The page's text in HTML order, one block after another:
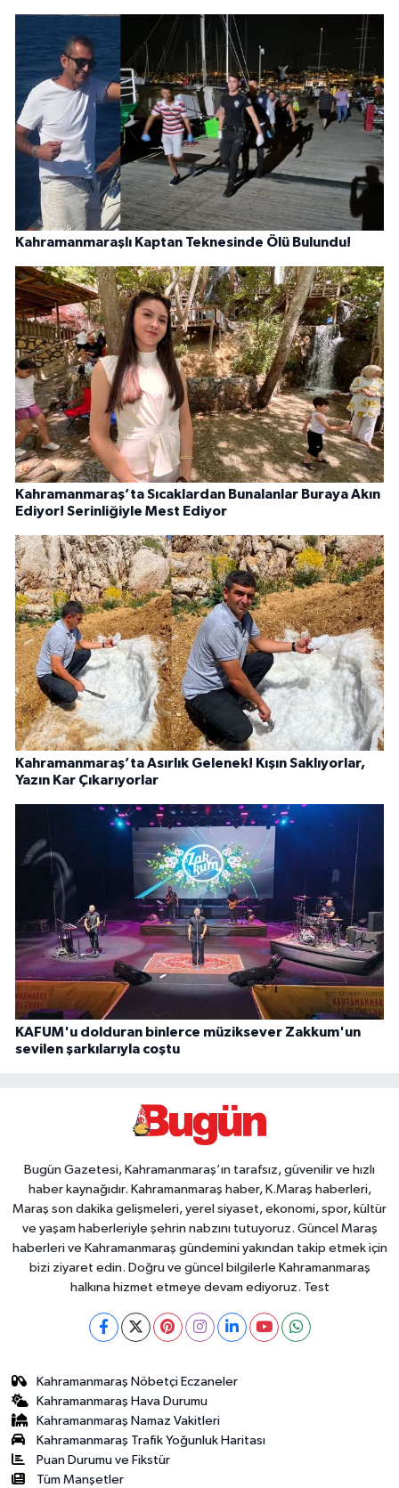
Kahramanmaraşlı Kaptan Teknesinde Ölü Bulundu!
Kahramanmaraş’ta Sıcaklardan Bunalanlar Buraya Akın
Ediyor! Serinliğiyle Mest Ediyor
Kahramanmaraş’ta Asırlık Gelenek! Kışın Saklıyorlar,
Yazın Kar Çıkarıyorlar
KAFUM'u dolduran binlerce müziksever Zakkum'un
sevilen şarkılarıyla coştu
Bugün Gazetesi, Kahramanmaraş’ın tarafsız, güvenilir ve hızlı
haber kaynağıdır. Kahramanmaraş haber, K.Maraş haberleri,
Maraş son dakika gelişmeleri, yerel siyaset, ekonomi, spor, kültür
ve yaşam haberleriyle şehrin nabzını tutuyoruz. Güncel Maraş
haberleri ve Kahramanmaraş gündemini yakından takip etmek için
bizi ziyaret edin. Doğru ve güncel bilgilerle Kahramanmaraş
halkına hizmet etmeye devam ediyoruz. Test
Kahramanmaraş Nöbetçi Eczaneler
Kahramanmaraş Hava Durumu
Kahramanmaraş Namaz Vakitleri
Kahramanmaraş Trafik Yoğunluk Haritası
Puan Durumu ve Fikstür
Tüm Manşetler